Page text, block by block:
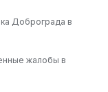
Доброграда в
жалобы в